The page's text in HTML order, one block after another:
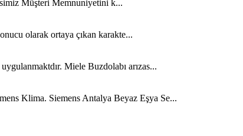
Müşteri Memnuniyetini k...
olarak ortaya çıkan karakte...
Miele Buzdolabı arızas...
Klima. Siemens Antalya Beyaz Eşya Se...